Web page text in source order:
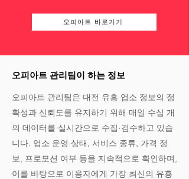
오피아트 바로가기
오피아트 관리팀이 하는 정보
오피아트 관리팀은 대전 유흥 업소 정보의 정
확성과 신뢰도를 유지하기 위해 매일 수십 개
의 데이터를 실시간으로 수집·검수하고 있습
니다. 업소 운영 상태, 서비스 종류, 가격 정
보, 프로모션 여부 등을 지속적으로 확인하며,
이를 바탕으로 이용자에게 가장 최신의 유흥